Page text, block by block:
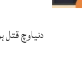
دنیاوچ